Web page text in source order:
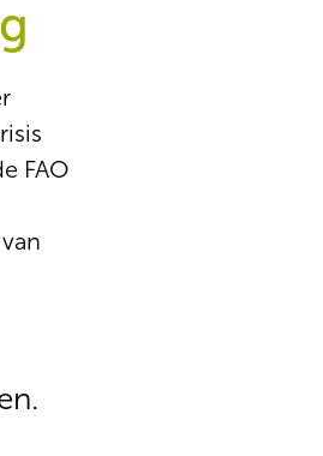
FAO